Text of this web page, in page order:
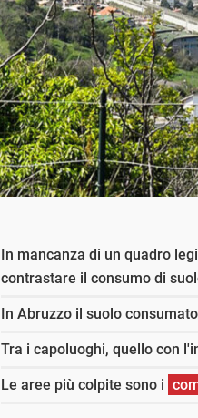
In mancanza di un quadro
contrastare il consumo di
In Abruzzo il suolo
Tra i capoluoghi, quello con
Le aree più colpite sono i